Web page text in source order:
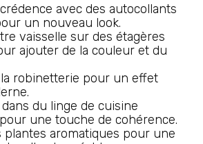
avec des autocollants
un nouveau look.
vaisselle sur des étagères
ajouter de la couleur et du
robinetterie pour un effet
du linge de cuisine
une touche de cohérence.
plantes aromatiques pour une